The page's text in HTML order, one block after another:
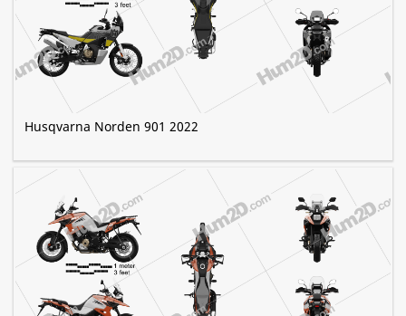
Husqvarna Norden 901 2022